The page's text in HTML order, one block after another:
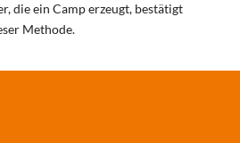
die ein Camp erzeugt, bestätigt
Methode.